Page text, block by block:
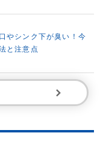
やシンク下が臭い！今
と注意点